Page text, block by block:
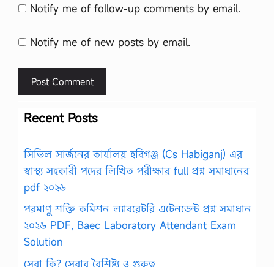
Notify me of follow-up comments by email.
Notify me of new posts by email.
Recent Posts
সিভিল সার্জনের কার্যালয় হবিগঞ্জ (Cs Habiganj) এর
স্বাস্থ্য সহকারী পদের লিখিত পরীক্ষার full প্রশ্ন সমাধানের
pdf ২০২৬
পরমাণু শক্তি কমিশন ল্যাবরেটরি এটেনডেন্ট প্রশ্ন সমাধান
২০২৬ PDF, Baec Laboratory Attendant Exam
Solution
সেবা কি? সেবার বৈশিষ্ট্য ও গুরুত্ব